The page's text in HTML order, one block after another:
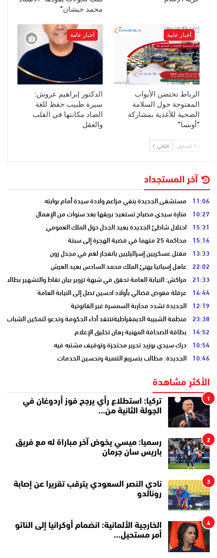
محمد حبشان”
أخبار عامة
الرباط تحتضن الأبواب
المفتوحة حول السلامة
الصحية للأغذية بمشاركة
“أونسا”
أخبار عامة
الدكتور إبراهيم عروش:
سيرة طبيب حفظ للغة
الضاد مكانتها في القلب
والعقل
السابق التالي
آخر المستجداد
11:06 مستشفى الجديدة ينفي مزاعم ولادة سيدة أمام بوابته
10:27 منارة سيدي مصباح تستعيد بريقها بعد سنوات من الإهمال
15:31 احتلال شاطئ الجديدة يعيد الجدل حول الملك العمومي
15:16 محاكمة 25 متهما في قضية الهجرة إلى سبتة
13:33 مقتل عسكريين إسرائيليين بانفجار لغم في مجدل زون
22:02 عاهل إسبانيا يهنئ الملك محمد السادس بعيد العرش
21:33 مراكش: النيابة العامة تحقق في شبهة تزوير بيان نقاط والتشهير بطالب
16:44 عرقلة مفوض قضائي بأولاد احسين تصل إلى النيابة العامة
12:19 الجديدة تشدد محاربة السمسرة غير القانونية
23:38 منظمة الشبيبة الديمقراطيةتنتقد أداء الحكومة وتدعو لتمكين الشباب
14:52 بطاقة الصحافة المهنية رهان تخليق الإعلام
10:54 درك سيدي بوزيد تحرير محتجزة وتوقيف مشتبه فيه
10:46 الجديدة: مطالب بتسريع التنمية وتحسين الخدمات
الأكثر مشاهدة
1
تركيا: استطلاع رأي يرجح فوز أردوغان في
الجولة الثانية من…
2
رسميا: ميسي يخوض آخر مباراة له مع فريق
باريس سان جرمان
3
نادي النصر السعودي يترقب تقريرا عن إصابة
رونالدو
4
الخارجية الألمانية: انضمام أوكرانيا إلى الناتو
أمر مستحيل…